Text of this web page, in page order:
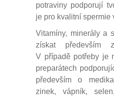
potraviny podporují
je pro kvalitní spermie
Vitamíny, minerály a
získat především
V případě potřeby je
preparátech
především o
zinek, vápník,